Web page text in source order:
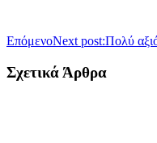
ΕπόμενοNext post:Πολύ
Σχετικά Άρθρα